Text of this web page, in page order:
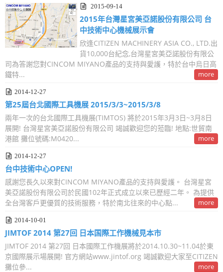
2015-09-14
2015年台灣星宮美亞諾股份有限公司 台
中技術中心機械展示會
欣逢CITIZEN MACHINERY ASIA CO., LTD.出
貨10,000台紀念,台灣星宮美亞諾股份有限公
司為答謝您對CINCOM MIYANO產品的支持與愛護，特於台中烏日高
鐵特...
more
2014-12-27
第25屆台北國際工具機展 2015/3/3~2015/3/8
兩年一次的台北國際工具機展(TIMTOS) 將於2015年3月3日~3月8日
展開! 台灣星宮美亞諾股份有限公司 竭誠歡迎您的蒞臨! 地點:世貿南
港館 攤位號碼:M0420...
more
2014-12-27
台中技術中心OPEN!
感謝您長久以來對CINCOM MIYANO產品的支持與愛護。 台灣星宮
美亞諾股份有限公司於民國102年正式成立以來已歷經二年。 為提供
全台灣客戶更優質的技術服務，特於南北往來的中心點...
more
2014-10-01
JIMTOF 2014 第27回 日本国際工作機械見本市
JIMTOF 2014 第27回 日本國際工作機展將於2014.10.30~11.04於東
京國際展示場展開! 官方網站www.jintof.org 竭誠歡迎大家至CITIZEN
攤位參...
more